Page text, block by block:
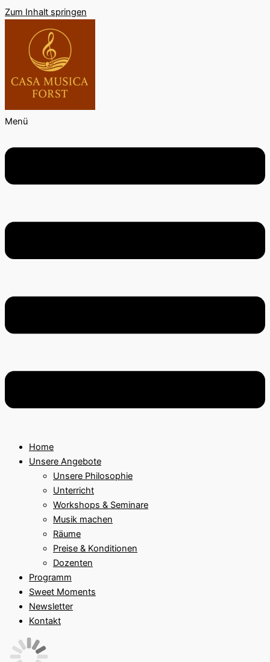
Zum Inhalt springen
Menü
Home
Unsere Angebote
Unsere Philosophie
Unterricht
Workshops & Seminare
Musik machen
Räume
Preise & Konditionen
Dozenten
Programm
Sweet Moments
Newsletter
Kontakt